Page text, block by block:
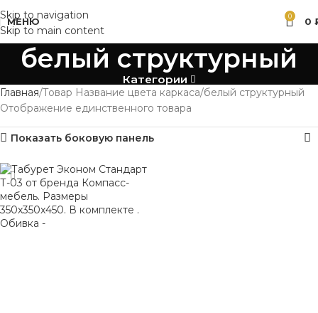
Skip to navigation
Skip to main content
МЕНЮ 0 0
белый структурный
Категории
Главная Товар Название цвета каркаса белый структурный
Отображение единственного товара
Показать боковую панель